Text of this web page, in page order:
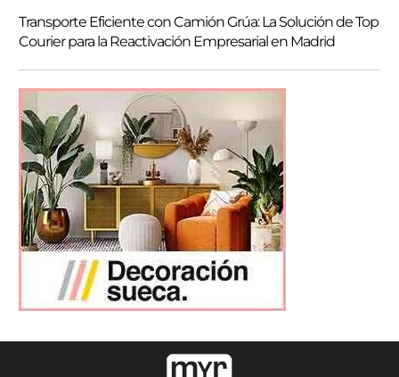
Transporte Eficiente con Camión Grúa: La Solución de Top
Courier para la Reactivación Empresarial en Madrid